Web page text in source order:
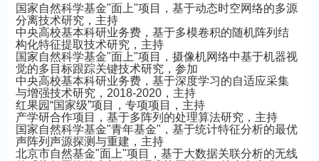
国家自然科学基金"面上"项目，基于动态时空网络的多源
分离技术研究，主持
中央高校基本科研业务费， 基于多模卷积的随机阵列结
构化特征提取技术研究，主持
国家自然科学基金"面上"项目，摄像机网络中基于机器视
觉的多目标跟踪关键技术研究，参加
中央高校基本科研业务费，基于深度学习的自适应采集
与增强技术研究，2018-2020，主持
红果园“国家级”项目，专项项目，主持
产学研合作项目，基于多阵列的处理算法研究，主持
国家自然科学基金"青年基金"，基于统计特征分析的最优
声阵列声源探测与重建，主持
北京市自然基金"面上"项目，基于大数据关联分析的无线